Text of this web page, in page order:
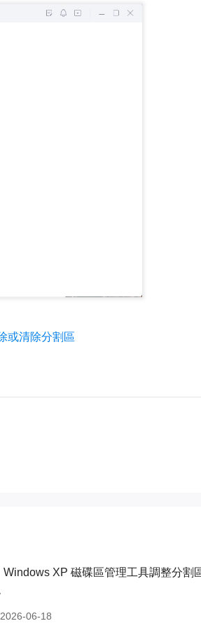
或清除分割區
Windows XP 磁碟區管理工具調整分割
06-18